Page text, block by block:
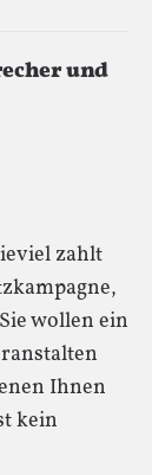
und
zahlt
wollen ein
Ihnen
kein